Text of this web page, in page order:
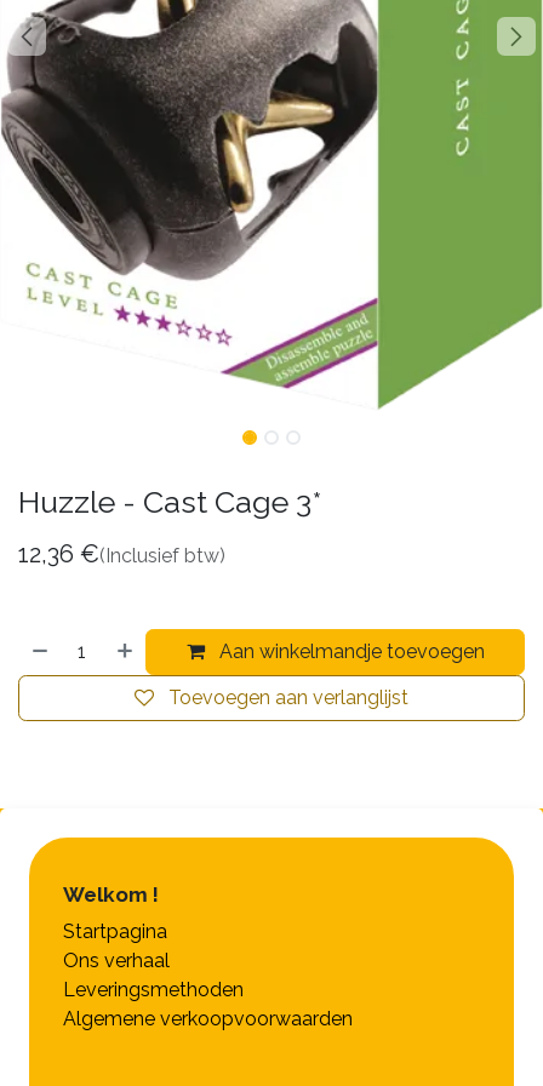
Huzzle - Cast Cage 3*
12,36 €(Inclusief btw)
Aan winkelmandje toevoegen
Toevoegen aan verlanglijst
Welkom !
Startpagina
Ons verhaal
Leveringsmethoden
Algemene verkoopvoorwaarden